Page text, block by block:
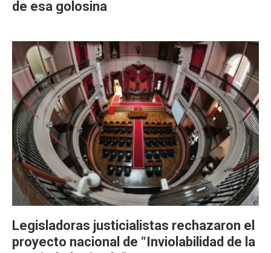
de esa golosina
Legisladoras justicialistas rechazaron el
proyecto nacional de “Inviolabilidad de la